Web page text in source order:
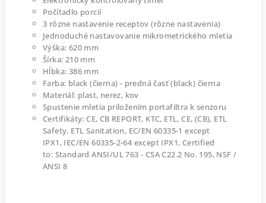
Počítadlo porcií
3 rôzne nastavenie receptov (rôzne nastavenia)
Jednoduché nastavovanie mikrometrického mletia
Výška: 620 mm
Šírka: 210 mm
Hĺbka: 386 mm
Farba: black (čierna) - predná časť (black) čierna
Materiál: plast, nerez, kov
Spustenie mletia priložením portafiltra k senzoru
Certifikáty: CE, CB REPORT, KTC, ETL, CE, (CB), ETL
Safety, ETL Sanitation, EC/EN 60335-1 except
IPX1, IEC/EN 60335-2-64 except IPX1, Certified
to: Standard ANSI/UL 763 - CSA C22.2 No. 195, NSF /
ANSI 8